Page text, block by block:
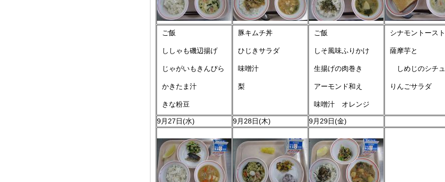
ご飯
ししゃも磯辺揚げ
じゃがいもきんぴら
かきたま汁
きな粉豆
豚キムチ丼
ひじきサラダ
味噌汁
梨
ご飯
しそ風味ふりかけ
生揚げの肉巻き
アーモンド和え
味噌汁 オレンジ
シナモントースト
薩摩芋と
しめじのシチ
りんごサラダ
9月27日(水) 9月28日(木) 9月29日(金)